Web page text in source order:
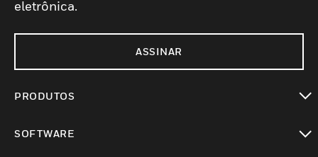
eletrônica.
ASSINAR
PRODUTOS
SOFTWARE